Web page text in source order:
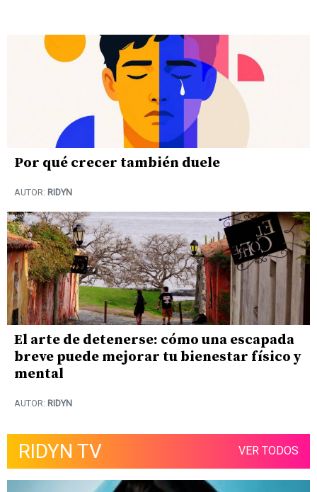
Por qué crecer también duele
AUTOR: RIDYN
El arte de detenerse: cómo una escapada
breve puede mejorar tu bienestar físico y
mental
AUTOR: RIDYN
RIDYN TV VER TODOS